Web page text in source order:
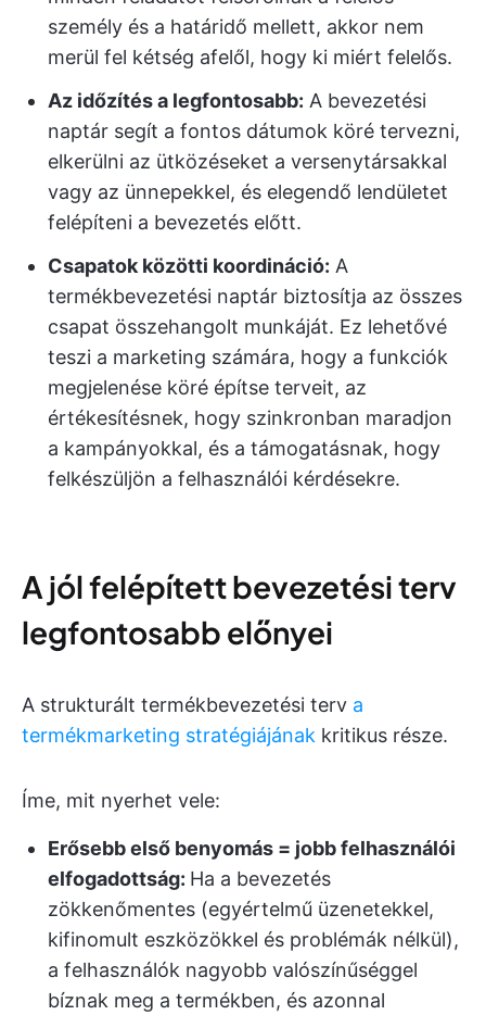
személy és a határidő mellett, akkor nem
merül fel kétség afelől, hogy ki miért felelős.
Az időzítés a legfontosabb: A bevezetési
naptár segít a fontos dátumok köré tervezni,
elkerülni az ütközéseket a versenytársakkal
vagy az ünnepekkel, és elegendő lendületet
felépíteni a bevezetés előtt.
Csapatok közötti koordináció: A
termékbevezetési naptár biztosítja az összes
csapat összehangolt munkáját. Ez lehetővé
teszi a marketing számára, hogy a funkciók
megjelenése köré építse terveit, az
értékesítésnek, hogy szinkronban maradjon
a kampányokkal, és a támogatásnak, hogy
felkészüljön a felhasználói kérdésekre.
A jól felépített bevezetési terv
legfontosabb előnyei
A strukturált termékbevezetési terv a
termékmarketing stratégiájának kritikus része.
Íme, mit nyerhet vele:
Erősebb első benyomás = jobb felhasználói
elfogadottság: Ha a bevezetés
zökkenőmentes (egyértelmű üzenetekkel,
kifinomult eszközökkel és problémák nélkül),
a felhasználók nagyobb valószínűséggel
bíznak meg a termékben, és azonnal